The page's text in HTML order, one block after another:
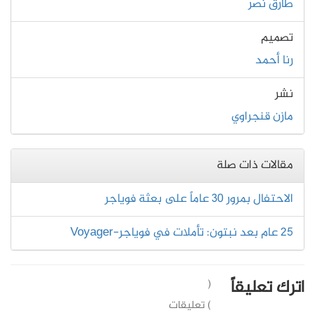
طارق نصر
تصميم
رنا أحمد
نشر
مازن قنجراوي
مقالات ذات صلة
الاحتفال بمرور 30 عاماً على بعثة فوياجر
25 عام بعد نبتون: تأملات في فوياجر-Voyager
اترك تعليقاً
(
) تعليقات